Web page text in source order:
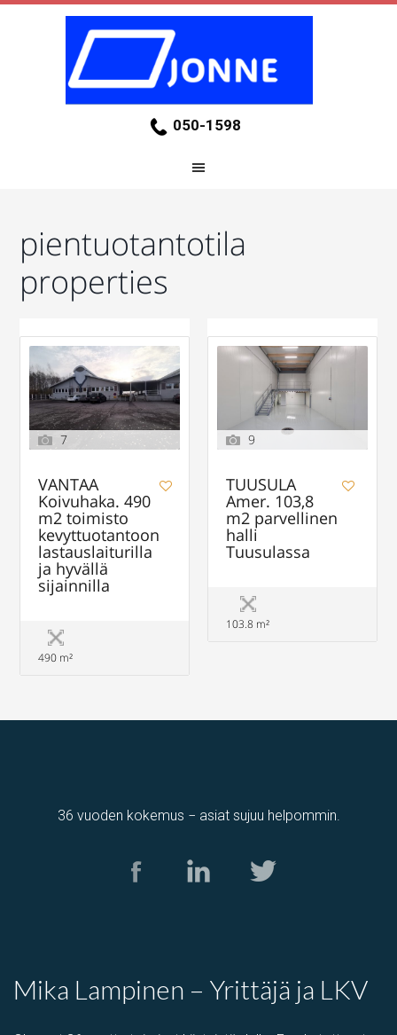
050-1598
pientuotantotila
properties
7
VANTAA
Koivuhaka. 490
m2 toimisto
kevyttuotantoon
lastauslaiturilla
ja hyvällä
sijainnilla
490 m²
9
TUUSULA
Amer. 103,8
m2 parvellinen
halli
Tuusulassa
103.8 m²
36 vuoden kokemus − asiat sujuu helpommin.
Mika Lampinen – Yrittäjä ja LKV